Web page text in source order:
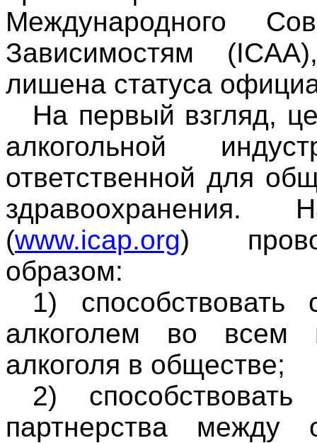
Международного
Зависимостям
лишена статуса
На первый взгляд,
алкогольной
ответственной для
(www.icap.org)
образом:
1) способствовать
алкоголем во
алкоголя в обществе;
2)
партнерства между